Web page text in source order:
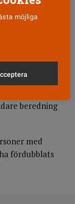
som ett
fram på
beredning
med
fördubblats
möjliga